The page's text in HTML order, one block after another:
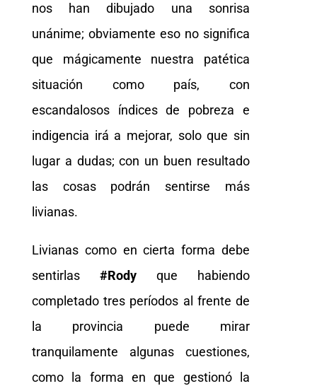
nos han dibujado una sonrisa
unánime; obviamente eso no significa
que mágicamente nuestra patética
situación como país, con
escandalosos índices de pobreza e
indigencia irá a mejorar, solo que sin
lugar a dudas; con un buen resultado
las cosas podrán sentirse más
livianas.
Livianas como en cierta forma debe
sentirlas #Rodyque habiendo
completado tres períodos al frente de
la provincia puede mirar
tranquilamente algunas cuestiones,
como la forma en que gestionó la